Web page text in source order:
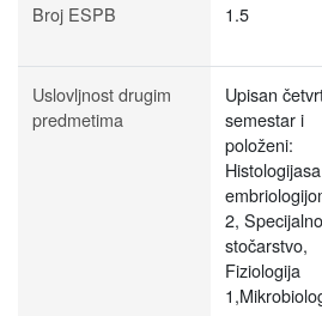
Broj ESPB 1.5
Uslovljnost drugim
predmetima
Upisan
semestar i
položeni:
Histologijasa
2, Specijalno
stočarstvo,
Fiziologija